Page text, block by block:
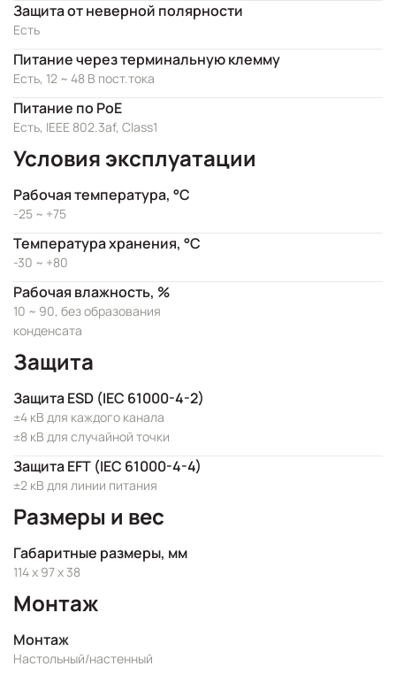
Защита от неверной полярности
Есть
Питание через терминальную клемму
Есть, 12 ~ 48 В пост.тока
Питание по PoE
Есть, IEEE 802.3af, Class1
Условия эксплуатации
Рабочая температура, °C
-25 ~ +75
Температура хранения, °C
-30 ~ +80
Рабочая влажность, %
10 ~ 90, без образования
конденсата
Защита
Защита ESD (IEC 61000-4-2)
±4 кВ для каждого канала
±8 кВ для случайной точки
Защита EFT (IEC 61000-4-4)
±2 кВ для линии питания
Размеры и вес
Габаритные размеры, мм
114 x 97 x 38
Монтаж
Монтаж
Настольный/настенный